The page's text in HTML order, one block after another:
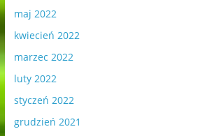
maj 2022
kwiecień 2022
marzec 2022
luty 2022
styczeń 2022
grudzień 2021